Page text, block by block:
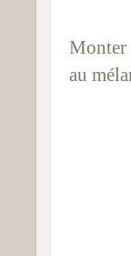
Monter
au